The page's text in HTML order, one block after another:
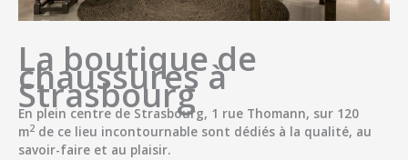
La boutique de
chaussures à
Strasbourg
En plein centre de Strasbourg, 1 rue Thomann, sur 120
m2 de ce lieu incontournable sont dédiés à la qualité, au
savoir-faire et au plaisir.